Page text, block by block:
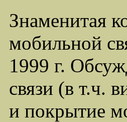
Знаменитая
мобильной
1999 г.
связи (в т.ч.
и покрытие